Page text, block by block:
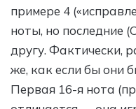
примере 4
ноты, но последние
другу. Фактически,
же, как если бы они
Первая 16-я нота